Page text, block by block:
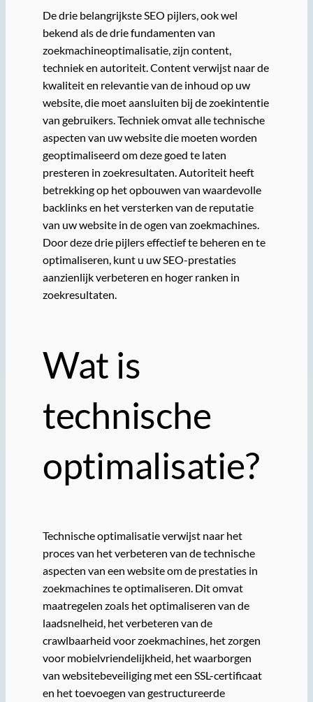
De drie belangrijkste SEO pijlers, ook wel
bekend als de drie fundamenten van
zoekmachineoptimalisatie, zijn content,
techniek en autoriteit. Content verwijst naar de
kwaliteit en relevantie van de inhoud op uw
website, die moet aansluiten bij de zoekintentie
van gebruikers. Techniek omvat alle technische
aspecten van uw website die moeten worden
geoptimaliseerd om deze goed te laten
presteren in zoekresultaten. Autoriteit heeft
betrekking op het opbouwen van waardevolle
backlinks en het versterken van de reputatie
van uw website in de ogen van zoekmachines.
Door deze drie pijlers effectief te beheren en te
optimaliseren, kunt u uw SEO-prestaties
aanzienlijk verbeteren en hoger ranken in
zoekresultaten.
Wat is
technische
optimalisatie?
Technische optimalisatie verwijst naar het
proces van het verbeteren van de technische
aspecten van een website om de prestaties in
zoekmachines te optimaliseren. Dit omvat
maatregelen zoals het optimaliseren van de
laadsnelheid, het verbeteren van de
crawlbaarheid voor zoekmachines, het zorgen
voor mobielvriendelijkheid, het waarborgen
van websitebeveiliging met een SSL-certificaat
en het toevoegen van gestructureerde